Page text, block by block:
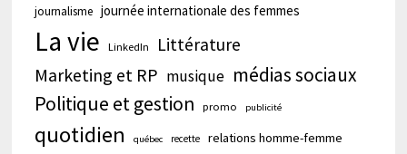
journalisme journée internationale des femmes
La vie LinkedIn Littérature
Marketing et RP musique médias sociaux
Politique et gestion
promo publicité
quotidien québec recette relations homme-femme